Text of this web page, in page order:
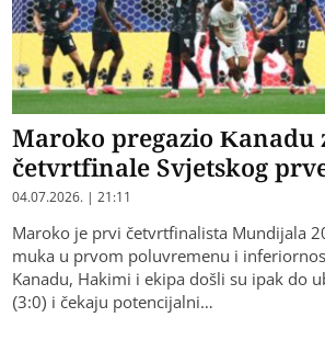
Maroko pregazio Kanadu
četvrtfinale Svjetskog
04.07.2026. | 21:11
Maroko je prvi četvrtfinalista Mundijala
muka u prvom poluvremenu i
Kanadu, Hakimi i ekipa došli su ipak do
(3:0) i čekaju potencijalni…